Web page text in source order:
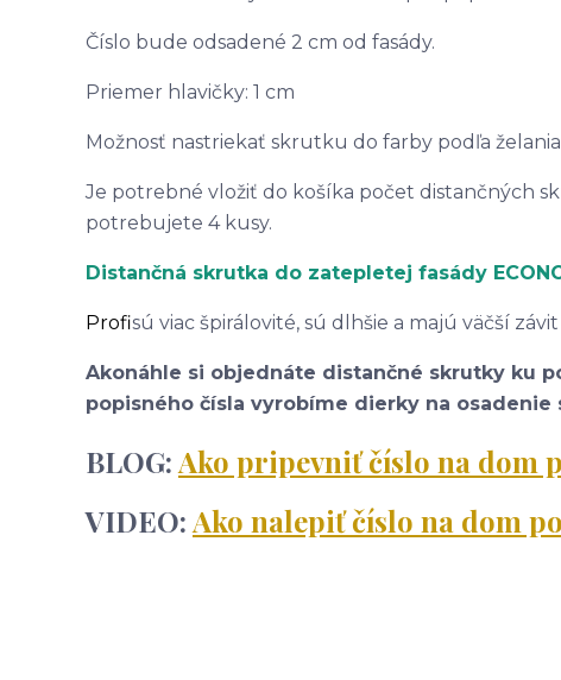
Číslo bude odsadené 2 cm od fasády.
Priemer hlavičky: 1 cm
Možnosť nastriekať skrutku do farby podľa
Je potrebné vložiť do košíka počet distančných
potrebujete 4 kusy.
Distančná skrutka do zatepletej fasády
Profisú viac špirálovité, sú dlhšie a majú väčší
Akonáhle si objednáte distančné skrutky ku
popisného čísla vyrobíme dierky na osadenie
BLOG:Ako pripevniť číslo na dom
VIDEO:Ako nalepiť číslo na dom